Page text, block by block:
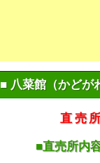
■ 八菜館（かどが
直売
■直売所内